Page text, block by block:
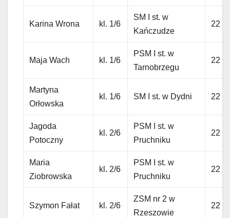
Karina Wrona kl. 1/6
SM I st. w
Kańczudze
22
Maja Wach kl. 1/6
PSM I st. w
Tarnobrzegu
22
Martyna
Orłowska
kl. 1/6 SM I st. w Dydni 22
Jagoda
Potoczny
kl. 2/6
PSM I st. w
Pruchniku
22
Maria
Ziobrowska
kl. 2/6
PSM I st. w
Pruchniku
22
Szymon Fałat kl. 2/6
ZSM nr 2 w
Rzeszowie
22